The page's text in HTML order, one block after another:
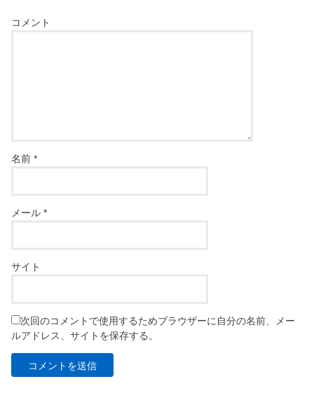
コメント
名前*
メール*
サイト
次回のコメントで使用するためブラウザーに自分の名前、メー
ルアドレス、サイトを保存する。